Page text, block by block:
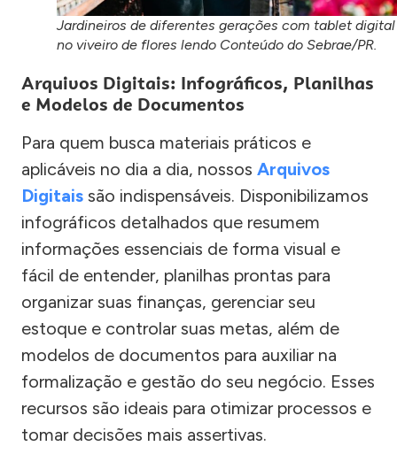
Jardineiros de diferentes gerações com tablet digital
no viveiro de flores lendo Conteúdo do Sebrae/PR.
Arquivos Digitais: Infográficos, Planilhas
e Modelos de Documentos
Para quem busca materiais práticos e
aplicáveis no dia a dia, nossos Arquivos
Digitais são indispensáveis. Disponibilizamos
infográficos detalhados que resumem
informações essenciais de forma visual e
fácil de entender, planilhas prontas para
organizar suas finanças, gerenciar seu
estoque e controlar suas metas, além de
modelos de documentos para auxiliar na
formalização e gestão do seu negócio. Esses
recursos são ideais para otimizar processos e
tomar decisões mais assertivas.